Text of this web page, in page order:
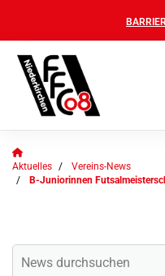
Aktuelles
Vereins-News
B-Juniorinnen